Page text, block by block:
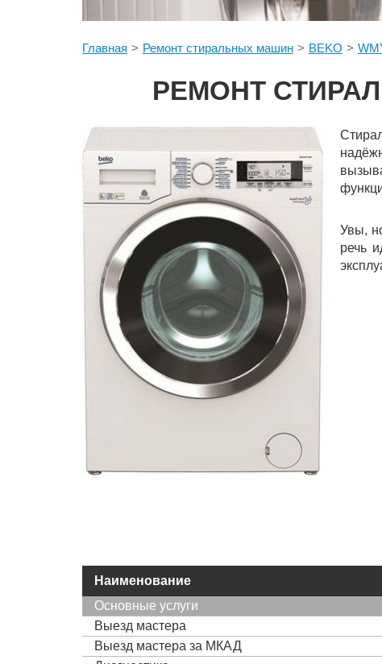
Главная Ремонт стиральных машин BEKO
РЕМОНТ
Увы,
речь
Наименование
Основные услуги
Выезд мастера
Выезд мастера за МКАД